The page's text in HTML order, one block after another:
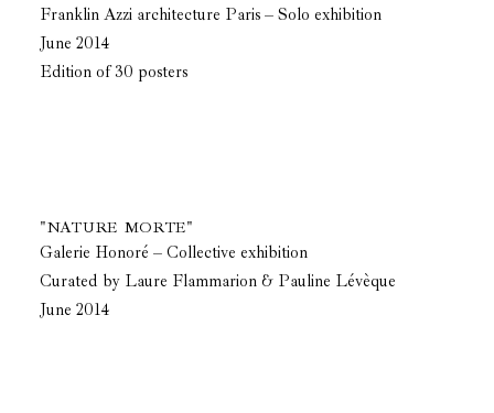
Franklin Azzi architecture Paris – Solo exhibition
June 2014
Edition of 30 posters
"NATURE MORTE"
Galerie Honoré – Collective exhibition
Curated by Laure Flammarion & Pauline Lévèque
June 2014